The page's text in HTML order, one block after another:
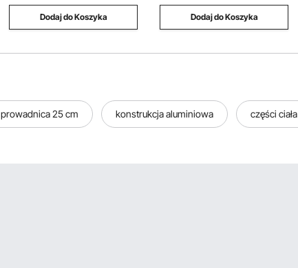
biurach itp.
Dodaj do Koszyka Dodaj do Koszyka
prowadnica 25 cm konstrukcja aluminiowa części ciała